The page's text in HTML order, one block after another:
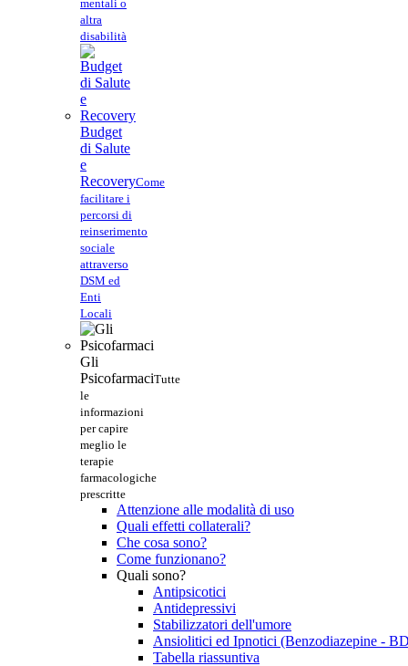
mentali o
altra
disabilità
Budget
di Salute
e
RecoveryCome
facilitare i
percorsi di
reinserimento
sociale
attraverso
DSM ed
Enti
Locali
Gli
PsicofarmaciTutte
le
informazioni
per capire
meglio le
terapie
farmacologiche
prescritte
Attenzione alle modalità di uso
Quali effetti collaterali?
Che cosa sono?
Come funzionano?
Quali sono?
Antipsicotici
Antidepressivi
Stabilizzatori dell'umore
Ansiolitici ed Ipnotici (Benzodiazepine -
Tabella riassuntiva